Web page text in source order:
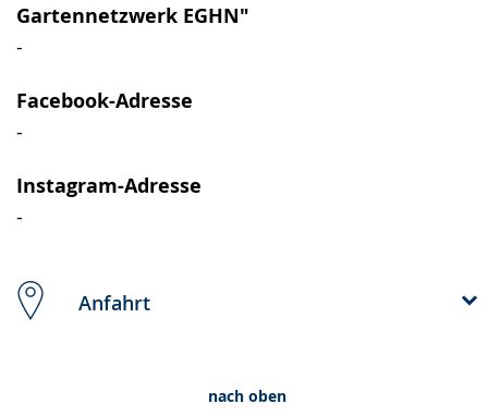
Gartennetzwerk EGHN"
-
Facebook-Adresse
-
Instagram-Adresse
-
Anfahrt
nach oben